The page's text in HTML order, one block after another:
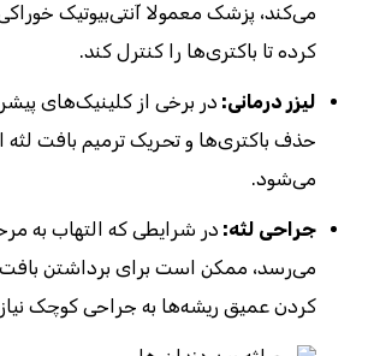
می‌کند، پزشک معمولا آنتی‌بیوتیک
کرده تا باکتری‌ها را کنترل کند.
لیزر درمانی: در برخی از کلینیک‌های
حذف باکتری‌ها و تحریک ترمیم بافت لثه
می‌شود.
جراحی لثه: در شرایطی که التهاب به
می‌رسد، ممکن است برای برداشتن بافت
کردن عمیق ریشه‌ها به جراحی کوچک